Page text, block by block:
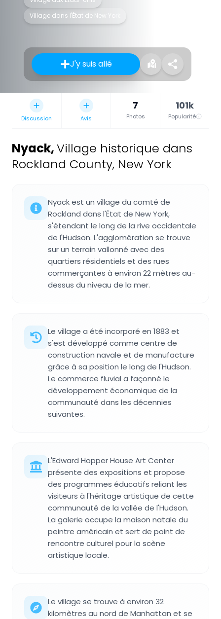
Village dans l'État de New York
J'y suis allé
Discussion Avis
7
Photos
101k
Popularité
Nyack,Village historique dans
Rockland County, New York
Nyack est un village du comté de
Rockland dans l'État de New York,
s'étendant le long de la rive occidentale
de l'Hudson. L'agglomération se trouve
sur un terrain vallonné avec des
quartiers résidentiels et des rues
commerçantes à environ 22 mètres au-
dessus du niveau de la mer.
Le village a été incorporé en 1883 et
s'est développé comme centre de
construction navale et de manufacture
grâce à sa position le long de l'Hudson.
Le commerce fluvial a façonné le
développement économique de la
communauté dans les décennies
suivantes.
L'Edward Hopper House Art Center
présente des expositions et propose
des programmes éducatifs reliant les
visiteurs à l'héritage artistique de cette
communauté de la vallée de l'Hudson.
La galerie occupe la maison natale du
peintre américain et sert de point de
rencontre culturel pour la scène
artistique locale.
Le village se trouve à environ 32
kilomètres au nord de Manhattan et se